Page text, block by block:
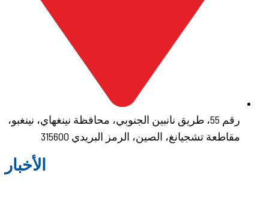
رقم 55، طريق نانبين الجنوبي، محافظة نينغهاي، نينغبو،
مقاطعة تشجيانغ، الصين، الرمز البريدي 315600
الأخبار